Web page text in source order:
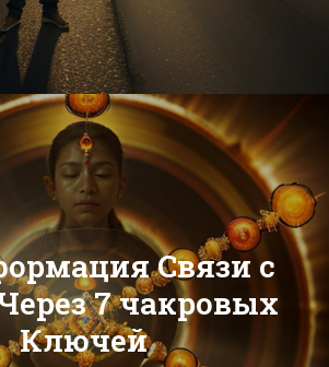
Связи с
7 чакровых
Ключей